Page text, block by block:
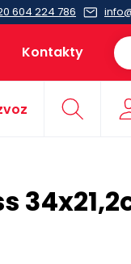
604 224 786
Kontakty